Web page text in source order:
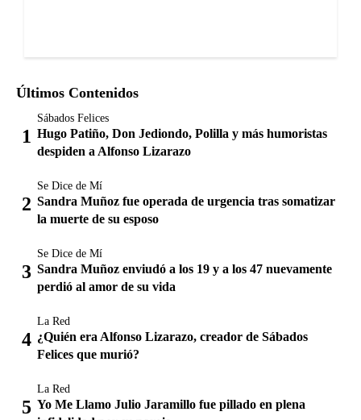
Últimos Contenidos
Sábados Felices
Hugo Patiño, Don Jediondo, Polilla y más humoristas
despiden a Alfonso Lizarazo
Se Dice de Mí
Sandra Muñoz fue operada de urgencia tras somatizar
la muerte de su esposo
Se Dice de Mí
Sandra Muñoz enviudó a los 19 y a los 47 nuevamente
perdió al amor de su vida
La Red
¿Quién era Alfonso Lizarazo, creador de Sábados
Felices que murió?
La Red
Yo Me Llamo Julio Jaramillo fue pillado en plena